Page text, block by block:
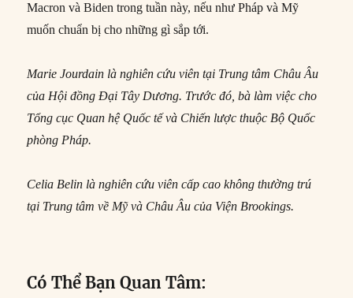
Macron và Biden trong tuần này, nếu như Pháp và Mỹ
muốn chuẩn bị cho những gì sắp tới.
Marie Jourdain là nghiên cứu viên tại Trung tâm Châu Âu
của Hội đồng Đại Tây Dương. Trước đó, bà làm việc cho
Tổng cục Quan hệ Quốc tế và Chiến lược thuộc Bộ Quốc
phòng Pháp.
Celia Belin là nghiên cứu viên cấp cao không thường trú
tại Trung tâm về Mỹ và Châu Âu của Viện Brookings.
Có Thể Bạn Quan Tâm: